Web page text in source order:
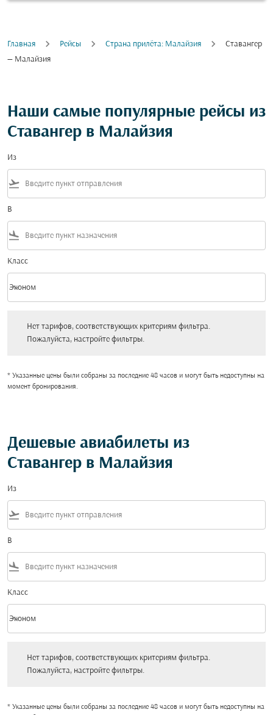
Главная Рейсы Cтрана прилёта: Малайзия
Ставангер
— Малайзия
Наши самые популярные рейсы из
Ставангер в Малайзия
Из
flight_takeoff
В
flight_land
Класс
Класс option Эконом Selected
Эконом
keyboard_arrow_down
Нет тарифов, соответствующих критериям фильтра.
Пожалуйста, настройте фильтры.
* Указанные цены были собраны за последние 48 часов и могут быть недоступны на
момент бронирования.
Дешевые авиабилеты из
Ставангер в Малайзия
Из
flight_takeoff
В
flight_land
Класс
Класс option Эконом Selected
Эконом
keyboard_arrow_down
Нет тарифов, соответствующих критериям фильтра.
Пожалуйста, настройте фильтры.
* Указанные цены были собраны за последние 48 часов и могут быть недоступны на